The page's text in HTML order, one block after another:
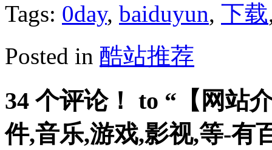
Tags: 0day, baiduyun, 下载
Posted in 酷站推荐
34 个评论！ to “【网站
件,音乐,游戏,影视,等-有